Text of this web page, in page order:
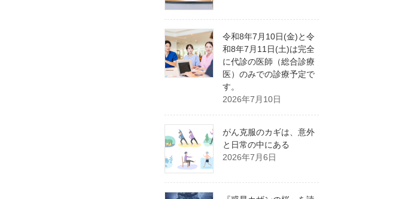
令和8年7月10日(金)と令
和8年7月11日(土)は完全
に代診の医師（総合診療
医）のみでの診療予定で
す。
2026年7月10日
がん克服のカギは、意外
と日常の中にある
2026年7月6日